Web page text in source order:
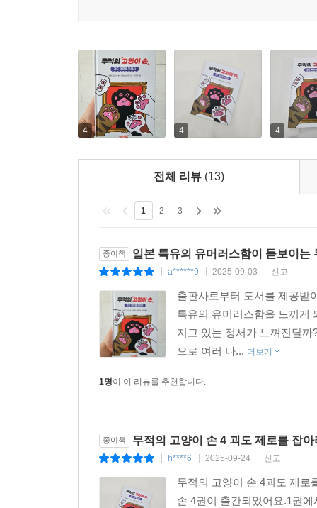
4 4 4
전체 리뷰 (13)
1 2 3
종이책 일본 특유의 유머러스함이 돋보이는
a******9 2025-09-03 신고
출판사로부터 도서를 제공받
특유의 유머러스함을 느끼게
지고 있는 정서가 느껴진달
으로 여러 나... 더보기
1명이 이 리뷰를 추천합니다.
종이책 무적의 고양이 손 4 괴도 제로를 잡
h****6 2025-09-24 신고
무적의 고양이 손 4괴도 제로
손 4권이 출간되었어요.1권